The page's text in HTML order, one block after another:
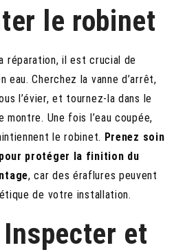
le robinet
réparation, il est crucial de
eau. Cherchez la vanne d’arrêt,
l’évier, et tournez-la dans le
montre. Une fois l’eau coupée,
le robinet. Prenez soin
protéger la finition du
, car des éraflures peuvent
de votre installation.
et